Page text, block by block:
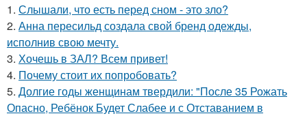
1. Слышали, что есть перед сном - это зло?
2. Анна пересильд создала свой бренд одежды,
исполнив свою мечту.
3. Хочешь в ЗАЛ? Всем привет!
4. Почему стоит их попробовать?
5. Долгие годы женщинам твердили: "После 35 Рожать
Опасно, Ребёнок Будет Слабее и с Отставанием в